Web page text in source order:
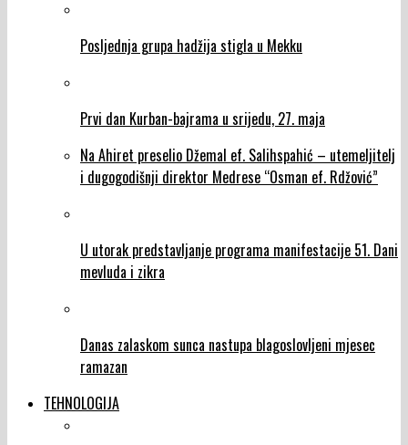
Posljednja grupa hadžija stigla u Mekku
Prvi dan Kurban-bajrama u srijedu, 27. maja
Na Ahiret preselio Džemal ef. Salihspahić – utemeljitelj
i dugogodišnji direktor Medrese “Osman ef. Rdžović”
U utorak predstavljanje programa manifestacije 51. Dani
mevluda i zikra
Danas zalaskom sunca nastupa blagoslovljeni mjesec
ramazan
TEHNOLOGIJA